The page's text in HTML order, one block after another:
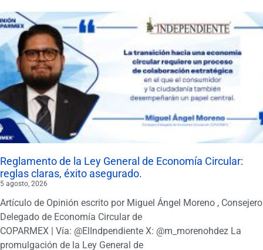
Reglamento de la Ley General de Economía Circular:
reglas claras, éxito asegurado.
5 agosto, 2026
Artículo de Opinión escrito por Miguel Ángel Moreno , Consejero
Delegado de Economía Circular de
COPARMEX | Vía: @ElIndpendiente X: @m_morenohdez La
promulgación de la Ley General de